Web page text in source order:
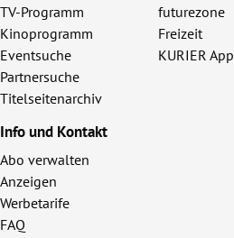
TV-Programm
Kinoprogramm
Eventsuche
Partnersuche
Titelseitenarchiv
futurezone
Freizeit
KURIER App
Info und Kontakt
Abo verwalten
Anzeigen
Werbetarife
FAQ